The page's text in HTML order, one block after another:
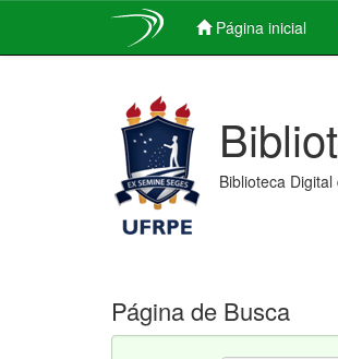
Página inicial
Biblioteca
Página de Busca